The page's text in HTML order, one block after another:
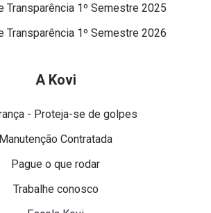
Transparência 1º Semestre 2025
Transparência 1º Semestre 2026
A Kovi
- Proteja-se de golpes
Manutenção Contratada
Pague o que rodar
Trabalhe conosco